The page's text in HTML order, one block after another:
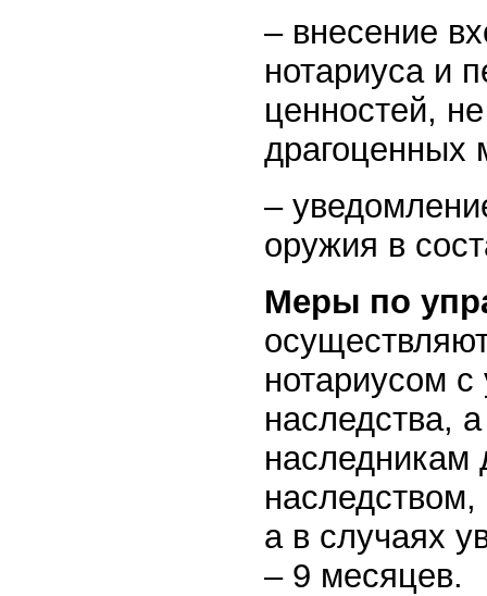
– внесение
нотариуса и
ценностей,
драгоценных
–
оружия в
Меры по
нотариусом с
наследства,
наследникам
а в случаях
– 9 месяцев.